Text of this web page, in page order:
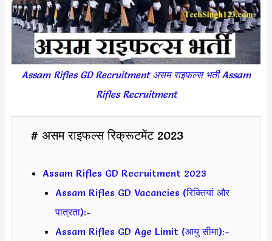
Assam Rifles GD Recruitment असम राइफल्स भर्ती Assam
Rifles Recruitment
# असम राइफल्स रिक्रूटमेंट 2023
Assam Rifles GD Recruitment 2023
Assam Rifles GD Vacancies (रिक्तियां और
पात्रता):-
Assam Rifles GD Age Limit (आयु सीमा):-